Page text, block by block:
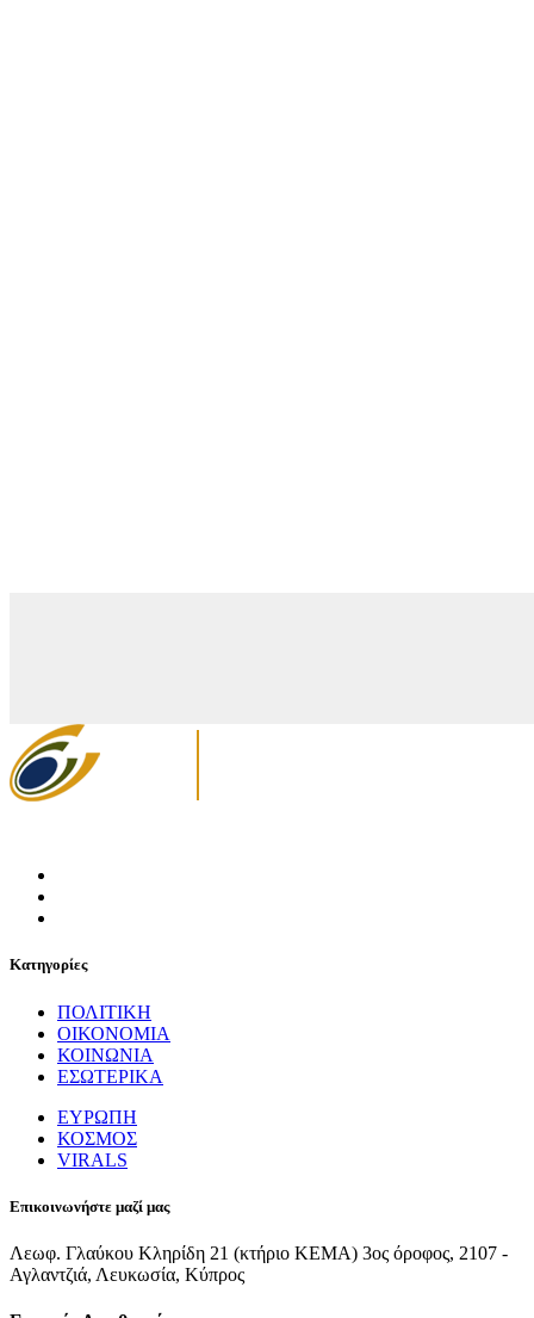
Κατηγορίες
ΠΟΛΙΤΙΚΗ
ΟΙΚΟΝΟΜΙΑ
ΚΟΙΝΩΝΙΑ
ΕΣΩΤΕΡΙΚΑ
ΕΥΡΩΠΗ
ΚΟΣΜΟΣ
VIRALS
Επικοινωνήστε μαζί μας
Λεωφ. Γλαύκου Κληρίδη 21 (κτήριο ΚΕΜΑ) 3ος όροφος, 2107 -
Αγλαντζιά, Λευκωσία, Κύπρος